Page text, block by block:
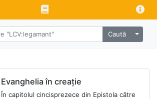
Caută
Evanghelia în creație
În capitolul cincisprezece din Epistola către